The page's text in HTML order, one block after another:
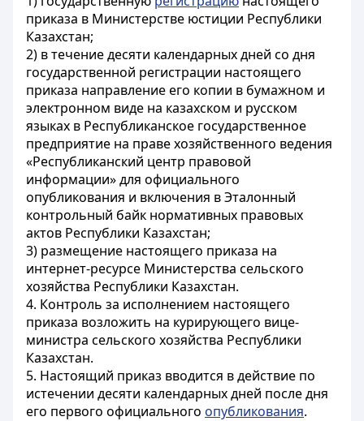
приказа в Министерстве юстиции Республики
Казахстан;
2) в течение десяти календарных дней со дня
государственной регистрации настоящего
приказа направление его копии в бумажном и
электронном виде на казахском и русском
языках в Республиканское государственное
предприятие на праве хозяйственного ведения
«Республиканский центр правовой
информации» для официального
опубликования и включения в Эталонный
контрольный байк нормативных правовых
актов Республики Казахстан;
3) размещение настоящего приказа на
интернет-ресурсе Министерства сельского
хозяйства Республики Казахстан.
4. Контроль за исполнением настоящего
приказа возложить на курирующего вице-
министра сельского хозяйства Республики
Казахстан.
5. Настоящий приказ вводится в действие по
истечении десяти календарных дней после дня
его первого официального опубликования.